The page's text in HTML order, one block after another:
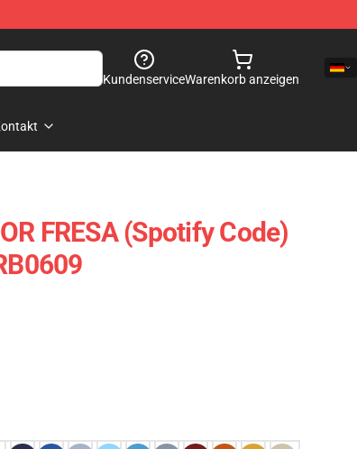
KundenserviceWarenkorb anzeigen
FRESA (Spotify Code)